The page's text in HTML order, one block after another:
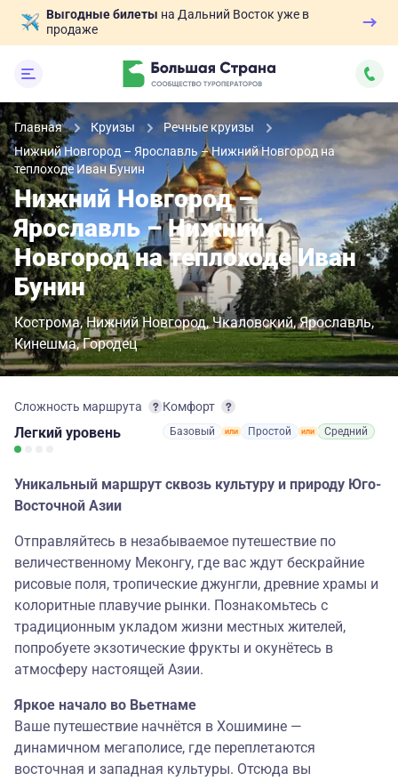
Выгодные билеты на Дальний Восток уже в
продаже
Главная Круизы
Речные круизы
Нижний Новгород – Ярославль – Нижний Новгород на
теплоходе Иван Бунин
Нижний Новгород –
Ярославль – Нижний
Новгород на теплоходе Иван
Бунин
Кострома Нижний Новгород Чкаловский Ярославль
Кинешма Городец
Сложность маршрута
Легкий уровень
Комфорт
Базовый Простой Средний
Уникальный маршрут сквозь культуру и природу Юго-
Восточной Азии
Отправляйтесь в незабываемое путешествие по
величественному Меконгу, где вас ждут бескрайние
рисовые поля, тропические джунгли, древние храмы и
колоритные плавучие рынки. Познакомьтесь с
традиционным укладом жизни местных жителей,
попробуете экзотические фрукты и окунётесь в
атмосферу настоящей Азии.
Яркое начало во Вьетнаме
Ваше путешествие начнётся в Хошимине —
динамичном мегаполисе, где переплетаются
восточная и западная культуры. Отсюда вы